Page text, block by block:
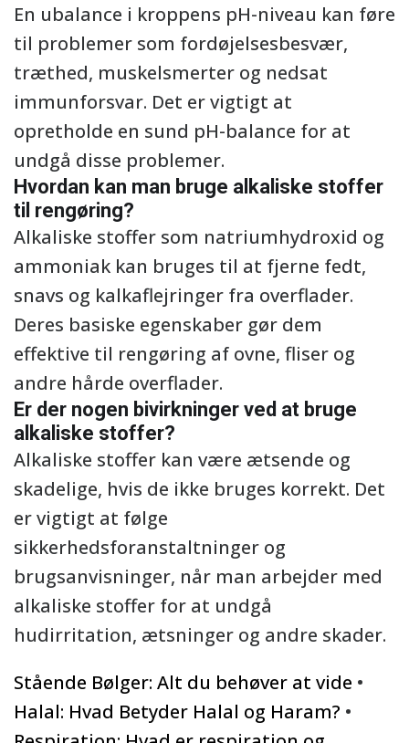
En ubalance i kroppens pH-niveau kan føre
til problemer som fordøjelsesbesvær,
træthed, muskelsmerter og nedsat
immunforsvar. Det er vigtigt at
opretholde en sund pH-balance for at
undgå disse problemer.
Hvordan kan man bruge alkaliske stoffer
til rengøring?
Alkaliske stoffer som natriumhydroxid og
ammoniak kan bruges til at fjerne fedt,
snavs og kalkaflejringer fra overflader.
Deres basiske egenskaber gør dem
effektive til rengøring af ovne, fliser og
andre hårde overflader.
Er der nogen bivirkninger ved at bruge
alkaliske stoffer?
Alkaliske stoffer kan være ætsende og
skadelige, hvis de ikke bruges korrekt. Det
er vigtigt at følge
sikkerhedsforanstaltninger og
brugsanvisninger, når man arbejder med
alkaliske stoffer for at undgå
hudirritation, ætsninger og andre skader.
Stående Bølger: Alt du behøver at vide •
Halal: Hvad Betyder Halal og Haram? •